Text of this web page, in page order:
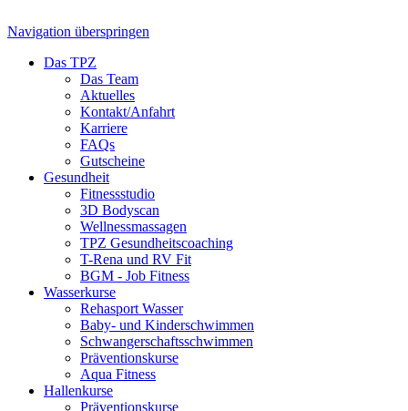
Navigation überspringen
Das TPZ
Das Team
Aktuelles
Kontakt/Anfahrt
Karriere
FAQs
Gutscheine
Gesundheit
Fitnessstudio
3D Bodyscan
Wellnessmassagen
TPZ Gesundheits­coaching
T-Rena und RV Fit
BGM - Job Fitness
Wasserkurse
Rehasport Wasser
Baby- und Kinderschwimmen
Schwangerschafts­schwimmen
Präventionskurse
Aqua Fitness
Hallenkurse
Präventionskurse